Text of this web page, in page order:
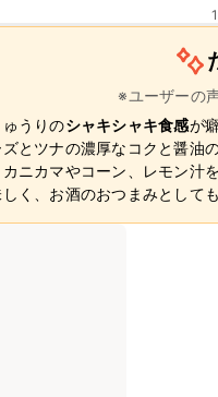
※ユーザーの
うりのシャキシャキ食感が
とツナの濃厚なコクと醤油
ニカマやコーン、レモン汁
く、お酒のおつまみとして